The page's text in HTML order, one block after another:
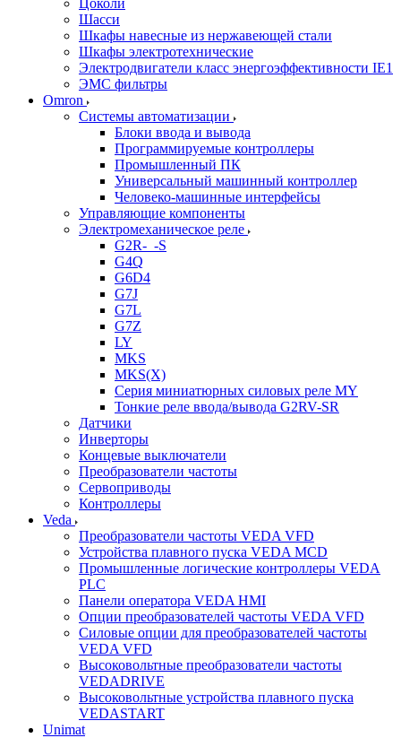
Цоколи
Шасси
Шкафы навесные из нержавеющей стали
Шкафы электротехнические
Электродвигатели класс энергоэффективности IE1
ЭМС фильтры
Omron
Системы автоматизации
Блоки ввода и вывода
Программируемые контроллеры
Промышленный ПК
Универсальный машинный контроллер
Человеко-машинные интерфейсы
Управляющие компоненты
Электромеханическое реле
G2R-_-S
G4Q
G6D4
G7J
G7L
G7Z
LY
MKS
MKS(X)
Серия миниатюрных силовых реле MY
Тонкие реле ввода/вывода G2RV-SR
Датчики
Инверторы
Концевые выключатели
Преобразователи частоты
Сервоприводы
Контроллеры
Veda
Преобразователи частоты VEDA VFD
Устройства плавного пуска VEDA MCD
Промышленные логические контроллеры VEDA
PLC
Панели оператора VEDA HMI
Опции преобразователей частоты VEDA VFD
Силовые опции для преобразователей частоты
VEDA VFD
Высоковольтные преобразователи частоты
VEDADRIVE
Высоковольтные устройства плавного пуска
VEDASTART
Unimat